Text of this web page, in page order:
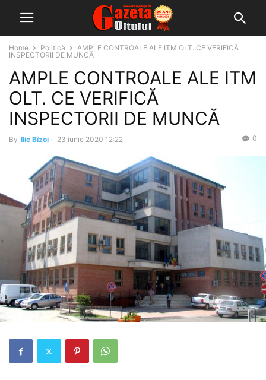
Home Politică
AMPLE CONTROALE ALE ITM OLT. CE VERIFICĂ
INSPECTORII DE MUNCĂ
AMPLE CONTROALE ALE ITM
OLT. CE VERIFICĂ
INSPECTORII DE MUNCĂ
By Ilie Bîzoi - 23 iunie 2020 12:22 0